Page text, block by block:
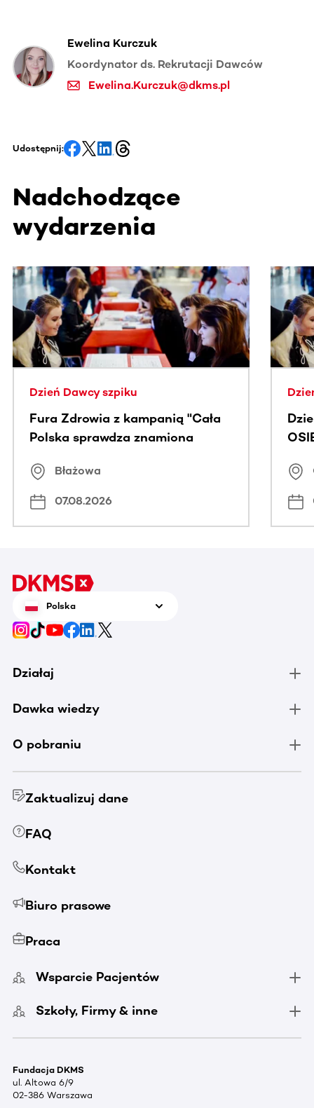
Ewelina Kurczuk
Koordynator ds. Rekrutacji Dawców
Ewelina.Kurczuk@dkms.pl
Udostępnij:
Nadchodzące
wydarzenia
Ta sekcja zawiera treści przewijane w poziomie. Użyj
Dzień Dawcy szpiku
Fura Zdrowia z kampanią "Cała
Polska sprawdza znamiona
Błażowa
07.08.2026
Polska
Działaj
Dawka wiedzy
O pobraniu
Zaktualizuj dane
FAQ
Kontakt
Biuro prasowe
Praca
Wsparcie Pacjentów
Szkoły, Firmy & inne
Fundacja DKMS
ul. Altowa 6/9
02-386 Warszawa